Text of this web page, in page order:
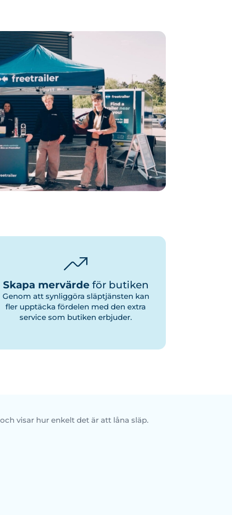
Skapa mervärde för butiken
Genom att synliggöra släptjänsten kan
fler upptäcka fördelen med den extra
service som butiken erbjuder.
visar hur enkelt det är att låna släp.